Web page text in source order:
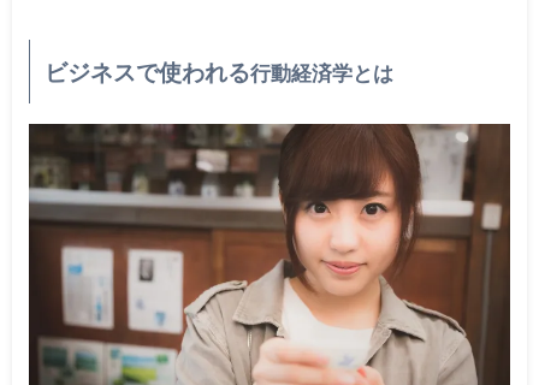
ビジネスで使われる行動経済学とは